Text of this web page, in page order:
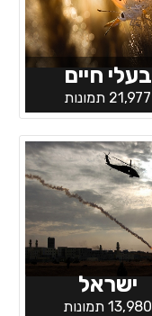
בעלי חיים
21,977 תמונות
ישראל
13,980 תמונות